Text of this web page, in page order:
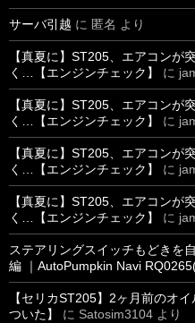
サーバ引越 に 匿名 より
【真夏に】ST205、エアコンが
く…【エンジンチェック】
に
【真夏に】ST205、エアコンが
く…【エンジンチェック】
に
【真夏に】ST205、エアコンが
く…【エンジンチェック】
に
【真夏に】ST205、エアコンが
く…【エンジンチェック】
に
ステアリングスイッチもどきを
編 ｜AutoPumpkin Navi
【セリカST205】2ヶ月前のオ
ついた】
に Satosim3104 より